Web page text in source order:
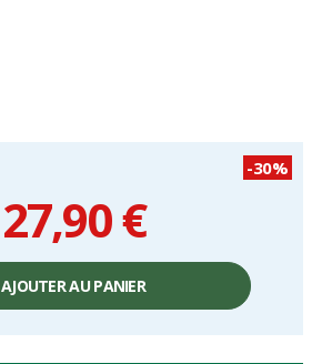
-30%
27,90 €
AJOUTER AU PANIER